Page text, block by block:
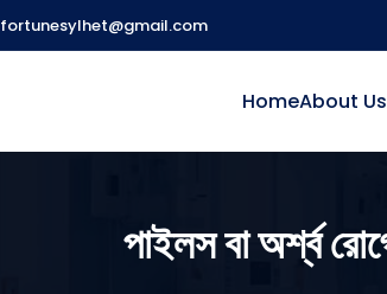
fortunesylhet@gmail.com
HomeAbout Us
পাইলস বা অর্শ্ব